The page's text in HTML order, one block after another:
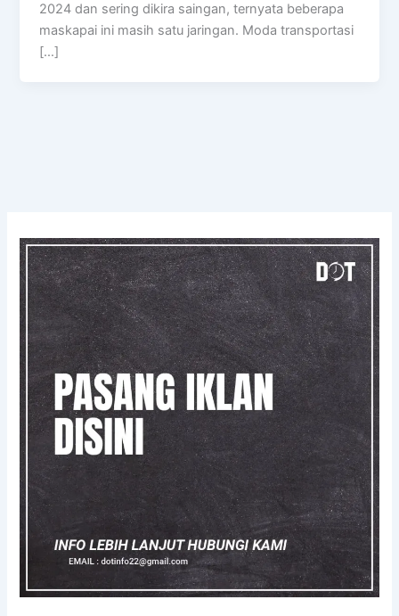
2024 dan sering dikira saingan, ternyata beberapa
maskapai ini masih satu jaringan. Moda transportasi
[…]